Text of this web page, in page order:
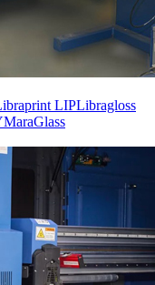
LIPLibragloss
MaraGlass